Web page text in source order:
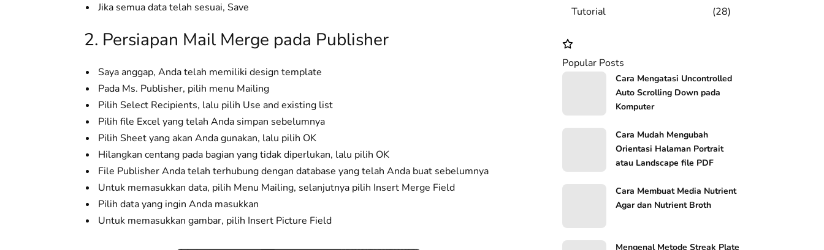
Jika semua data telah sesuai, Save
2. Persiapan Mail Merge pada Publisher
Saya anggap, Anda telah memiliki design template
Pada Ms. Publisher, pilih menu Mailing
Pilih Select Recipients, lalu pilih Use and existing list
Pilih file Excel yang telah Anda simpan sebelumnya
Pilih Sheet yang akan Anda gunakan, lalu pilih OK
Hilangkan centang pada bagian yang tidak diperlukan, lalu pilih OK
File Publisher Anda telah terhubung dengan database yang telah Anda buat sebelumnya
Untuk memasukkan data, pilih Menu Mailing, selanjutnya pilih Insert Merge Field
Pilih data yang ingin Anda masukkan
Untuk memasukkan gambar, pilih Insert Picture Field
Tutorial
28
Popular Posts
Cara Mengatasi Uncontrolled
Auto Scrolling Down pada
Komputer
Cara Mudah Mengubah
Orientasi Halaman Portrait
atau Landscape file PDF
Cara Membuat Media Nutrient
Agar dan Nutrient Broth
Mengenal Metode Streak Plate